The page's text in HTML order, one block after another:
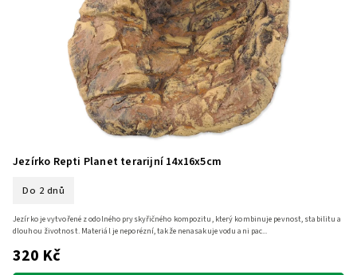
Jezírko Repti Planet terarijní 14x16x5cm
Do 2 dnů
320 Kč
Jezírko je vytvořené z odolného pryskyřičného kompozitu, který kombinuje pevnost, stabilitu a
dlouhou životnost. Materiál je neporézní, takže nenasakuje vodu ani pac...